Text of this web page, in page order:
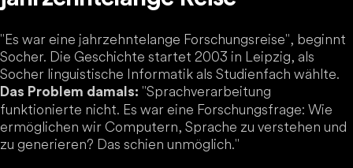
"Es war eine jahrzehntelange Forschungsreise", beginnt
Socher. Die Geschichte startet 2003 in Leipzig, als
Socher linguistische Informatik als Studienfach wählte.
Das Problem damals: "Sprachverarbeitung
funktionierte nicht. Es war eine Forschungsfrage: Wie
ermöglichen wir Computern, Sprache zu verstehen und
zu generieren? Das schien unmöglich."